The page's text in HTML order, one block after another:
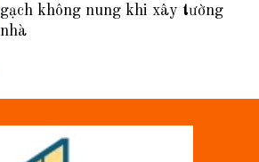
gạch không nung khi xây tường
nhà